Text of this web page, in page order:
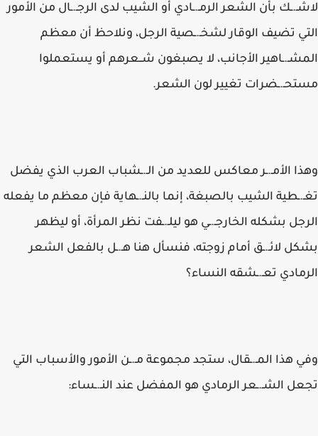
لاشـ.ـك بأن الشعر الرمـ.ـادي أو الشيب لدى الرجـ.ـال من الأمور
التي تضيف الوقار لشخـ.ـصية الرجل، ونلاحظ أن معظم
المشـ.ـاهير الأجانب، لا يصبغون شــعرهم أو يستعملوا
مستحـ.ـضرات تغيير لون الشعر.
وهذا الأمـ.ـر معاكس للعديد من الـ.ـشباب العرب الذي يفضل
تغـ.ـطية الشيب بالصبغة، إنما بالنـ.ـهاية فإن معظم ما يفعله
الرجل بشكله الخارجـ.ـي هو ليلـ.ـفت نظر المرأة، أو ليظهر
بشكل لائـ.ـق أمام زوجته، فنسأل هنا هـ.ـل بالفعل الشعر
الرمادي تعـ.ـشقه النساء؟
وفي هذا المـ.ـقال، ستجد مجموعة مـ.ـن الأمور والأسباب التي
تجعل الشـ.ـعر الرمادي هو المفضل عند النـ.ـساء: